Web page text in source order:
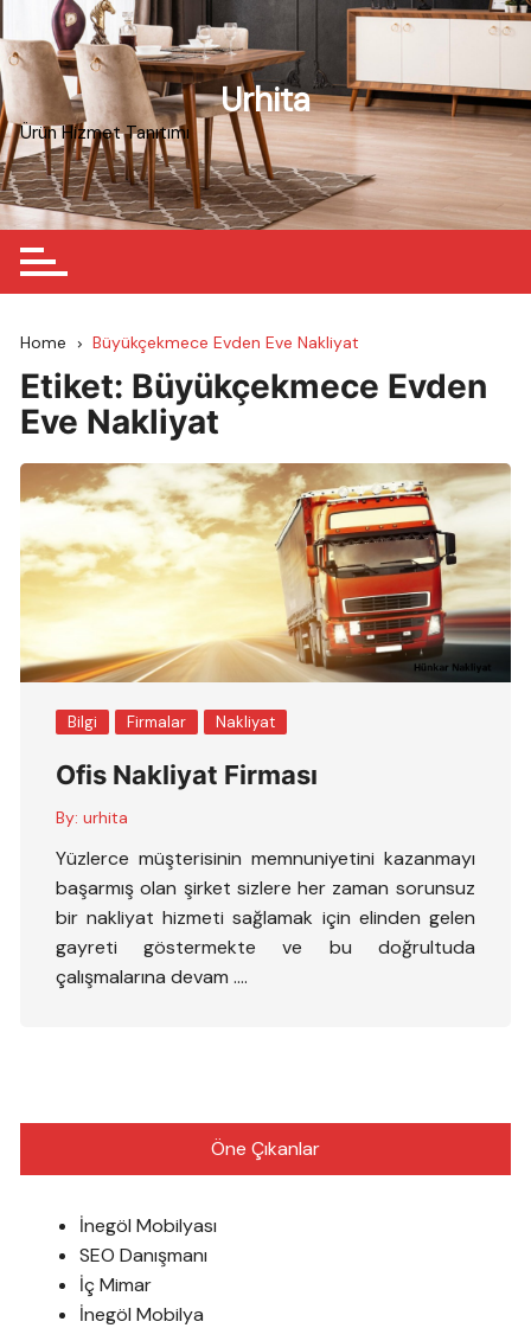
to
content
Urhita
Ürün Hizmet Tanıtımı
Home Büyükçekmece Evden Eve Nakliyat
Etiket: Büyükçekmece Evden
Eve Nakliyat
Bilgi Firmalar Nakliyat
Ofis Nakliyat Firması
By: urhita
Yüzlerce müşterisinin memnuniyetini kazanmayı
başarmış olan şirket sizlere her zaman sorunsuz
bir nakliyat hizmeti sağlamak için elinden gelen
gayreti göstermekte ve bu doğrultuda
çalışmalarına devam ….
Öne Çıkanlar
İnegöl Mobilyası
SEO Danışmanı
İç Mimar
İnegöl Mobilya